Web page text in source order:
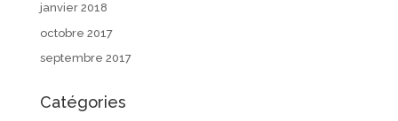
janvier 2018
octobre 2017
septembre 2017
Catégories